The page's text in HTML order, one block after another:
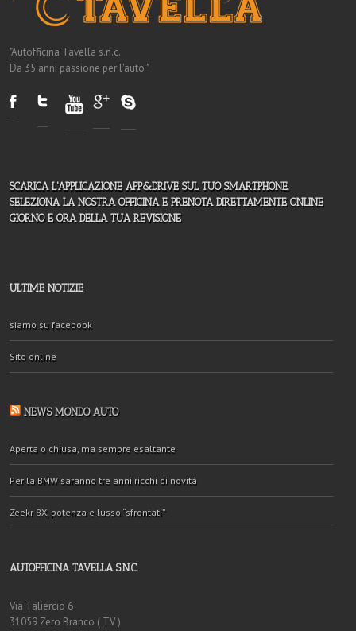
"Autofficina Tavella s.n.c.
Da 35 anni passione per l'auto "
SCARICA L'APPLICAZIONE APP&DRIVE SUL TUO SMARTPHONE,
SELEZIONA LA NOSTRA OFFICINA E PRENOTA DIRETTAMENTE ONLINE
GIORNO E ORA DELLA TUA REVISIONE
ULTIME NOTIZIE
siamo su facebook
Sito online
NEWS MONDO AUTO
Aperta o chiusa, ma sempre esaltante
Per la BMW saranno tre anni ricchi di novità
Zeekr 8X, potenza e lusso “sfrontati”
AUTOFFICINA TAVELLA S.N.C.
Via Taliercio 6
31059 Zero Branco ( TV )